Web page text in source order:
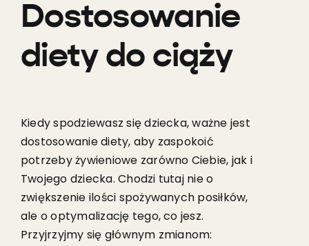
Dostosowanie
diety do ciąży
Kiedy spodziewasz się dziecka, ważne jest
dostosowanie diety, aby zaspokoić
potrzeby żywieniowe zarówno Ciebie, jak i
Twojego dziecka. Chodzi tutaj nie o
zwiększenie ilości spożywanych posiłków,
ale o optymalizację tego, co jesz.
Przyjrzyjmy się głównym zmianom: